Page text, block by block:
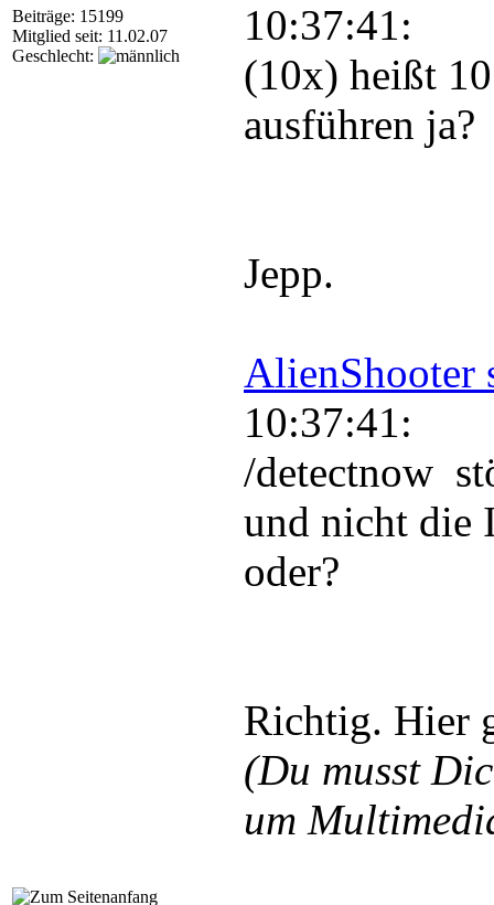
Beiträge: 15199
Mitglied seit: 11.02.07
Geschlecht:
10:37:41:
(10x) heißt
ausführen ja?
Jepp.
AlienShooter
10:37:41:
/detectnow
und nicht die
oder?
Richtig. Hier
(Du musst
um